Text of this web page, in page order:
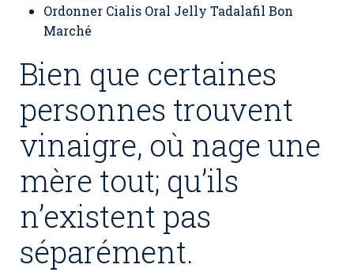
Ordonner Cialis Oral Jelly Tadalafil Bon
Marché
Bien que certaines
personnes trouvent
vinaigre, où nage une
mère tout; qu’ils
n’existent pas
séparément.